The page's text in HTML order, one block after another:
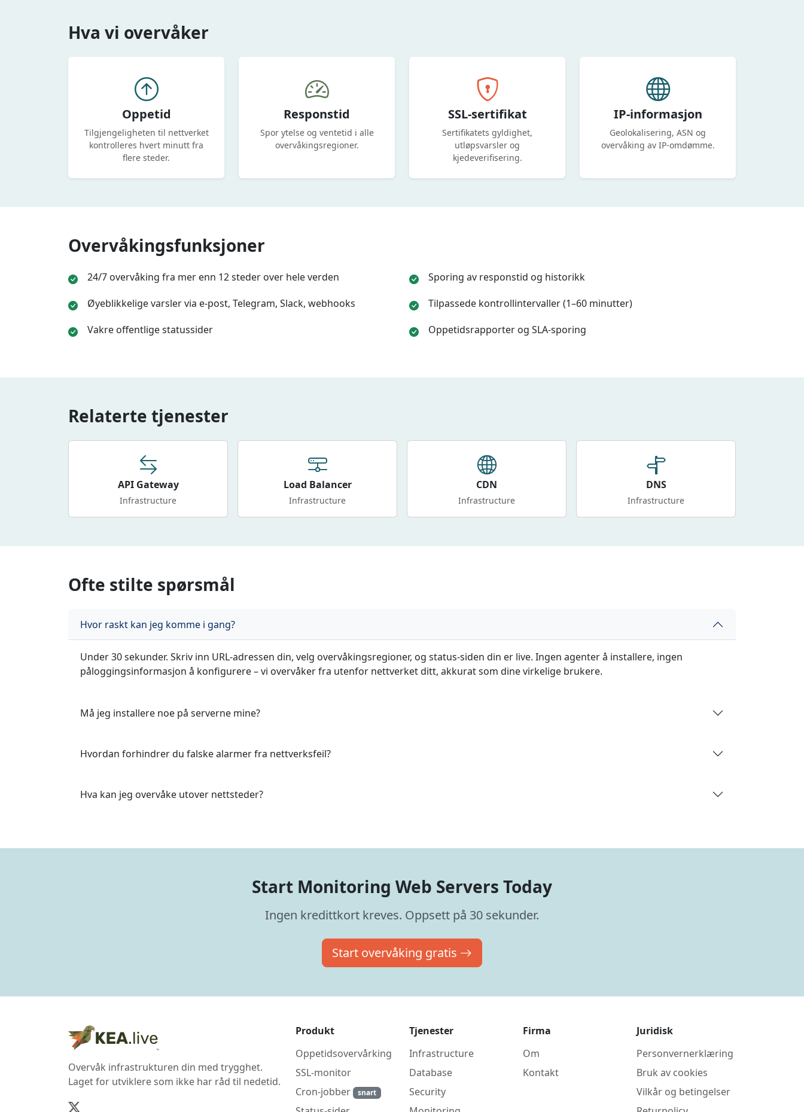
Hva vi overvåker
Oppetid
Tilgjengeligheten til nettverket
kontrolleres hvert minutt fra
flere steder.
Responstid
Spor ytelse og ventetid i alle
overvåkingsregioner.
SSL-sertifikat
Sertifikatets gyldighet,
utløpsvarsler og
kjedeverifisering.
IP-informasjon
Geolokalisering, ASN og
overvåking av IP-omdømme.
Overvåkingsfunksjoner
24/7 overvåking fra mer enn 12 steder over hele verden
Øyeblikkelige varsler via e-post, Telegram, Slack, webhooks
Vakre offentlige statussider
Sporing av responstid og historikk
Tilpassede kontrollintervaller (1–60 minutter)
Oppetidsrapporter og SLA-sporing
Relaterte tjenester
API Gateway
Infrastructure
Load Balancer
Infrastructure
CDN
Infrastructure
DNS
Infrastructure
Ofte stilte spørsmål
Hvor raskt kan jeg komme i gang?
Under 30 sekunder. Skriv inn URL-adressen din, velg overvåkingsregioner, og status-siden din er live. Ingen agenter å installere, ingen
påloggingsinformasjon å konfigurere – vi overvåker fra utenfor nettverket ditt, akkurat som dine virkelige brukere.
Må jeg installere noe på serverne mine?
Hvordan forhindrer du falske alarmer fra nettverksfeil?
Hva kan jeg overvåke utover nettsteder?
Start Monitoring Web Servers Today
Ingen kredittkort kreves. Oppsett på 30 sekunder.
Start overvåking gratis
Overvåk infrastrukturen din med trygghet.
Laget for utviklere som ikke har råd til nedetid.
Produkt
Oppetidsovervårking
SSL-monitor
Cron-jobber
snart
Tjenester
Infrastructure
Database
Security
Firma
Om
Kontakt
Juridisk
Personvernerklæring
Bruk av cookies
Vilkår og betingelser